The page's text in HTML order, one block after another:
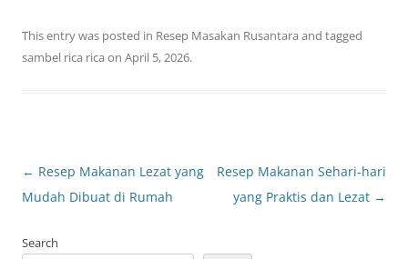
This entry was posted in Resep Masakan Rusantara and tagged
sambel rica rica on April 5, 2026.
Post
navigation
← Resep Makanan Lezat yang
Mudah Dibuat di Rumah
Resep Makanan Sehari-hari
yang Praktis dan Lezat →
Search